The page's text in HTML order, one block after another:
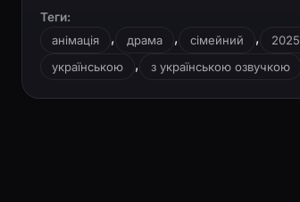
Теги:
анімація
, драма , сімейний , 2025
українською , з українською озвучкою